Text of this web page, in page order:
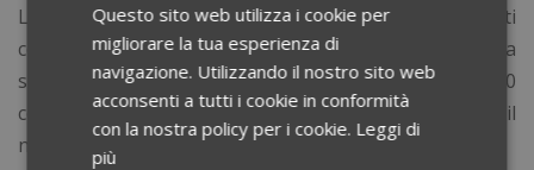
Le proteste e le segnalazioni da parte degli studenti
continuano in questi giorni attraverso la campagna
social
#MeLoMerito. A loro disposizione, oltre 1000
consulenti consultabili gratuitamente attraverso il
numero verde
800.122.777.
Questo sito web utilizza i cookie per
migliorare la tua esperienza di
navigazione. Utilizzando il nostro sito web
acconsenti a tutti i cookie in conformità
con la nostra policy per i cookie. Leggi di
più